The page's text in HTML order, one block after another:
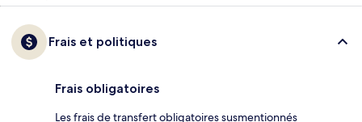
Frais et politiques
Frais obligatoires
Les frais de transfert obligatoires susmentionnés